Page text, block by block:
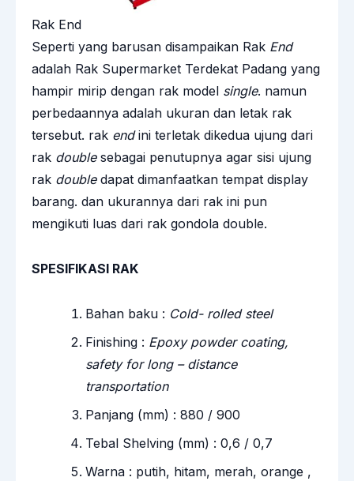
Rak End
Seperti yang barusan disampaikan Rak End
adalah Rak Supermarket Terdekat Padang yang
hampir mirip dengan rak model single. namun
perbedaannya adalah ukuran dan letak rak
tersebut. rak endini terletak dikedua ujung dari
rak doublesebagai penutupnya agar sisi ujung
rak doubledapat dimanfaatkan tempat display
barang. dan ukurannya dari rak ini pun
mengikuti luas dari rak gondola double.
SPESIFIKASI RAK
Bahan baku : Cold- rolled steel
Finishing : Epoxy powder coating,
safety for long – distance
transportation
Panjang (mm) : 880 / 900
Tebal Shelving (mm) : 0,6 / 0,7
Warna : putih, hitam, merah, orange ,